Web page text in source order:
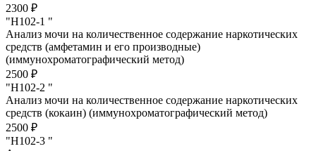
2300 ₽
"Н102-1 "
Анализ мочи на количественное содержание наркотических
средств (амфетамин и его производные)
(иммунохроматографический метод)
2500 ₽
"Н102-2 "
Анализ мочи на количественное содержание наркотических
средств (кокаин) (иммунохроматографический метод)
2500 ₽
"Н102-3 "